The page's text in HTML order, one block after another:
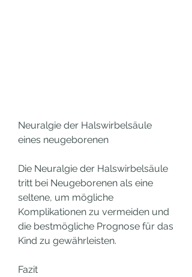
Neuralgie der Halswirbelsäule
eines neugeborenen
Die Neuralgie der Halswirbelsäule
tritt bei Neugeborenen als eine
seltene, um mögliche
Komplikationen zu vermeiden und
die bestmögliche Prognose für das
Kind zu gewährleisten.
Fazit